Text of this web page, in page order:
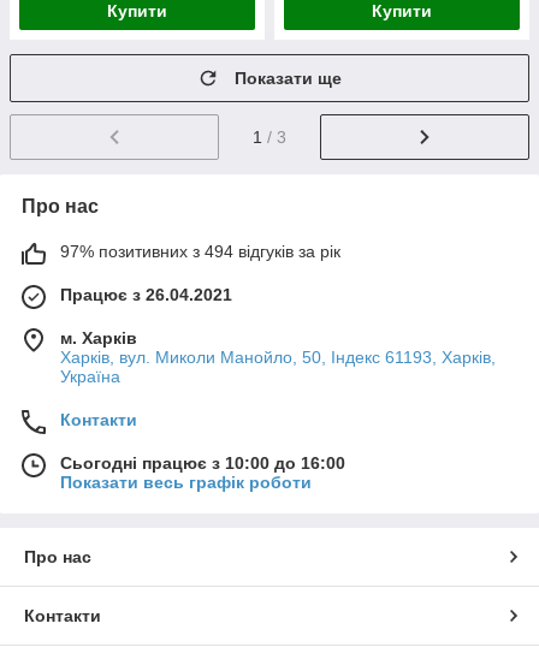
Купити Купити
Показати ще
1 / 3
Про нас
97% позитивних з 494 відгуків за рік
Працює з 26.04.2021
м. Харків
Харків, вул. Миколи Манойло, 50, Індекс 61193, Харків,
Україна
Контакти
Сьогодні працює з 10:00 до 16:00
Показати весь графік роботи
Про нас
Контакти